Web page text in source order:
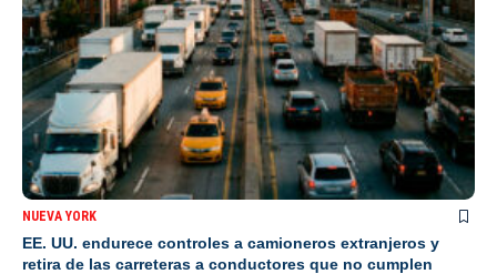
NUEVA YORK
EE. UU. endurece controles a camioneros extranjeros y
retira de las carreteras a conductores que no cumplen